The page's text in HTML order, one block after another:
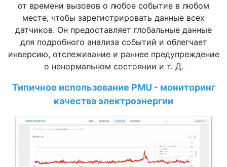
от времени вызовов о любое событие в любом
месте, чтобы зарегистрировать данные всех
датчиков. Он предоставляет глобальные данные
для подробного анализа событий и облегчает
инверсию, отслеживание и раннее предупреждение
о ненормальном состоянии и т. Д.
Типичное использование PMU - мониторинг
качества электроэнергии